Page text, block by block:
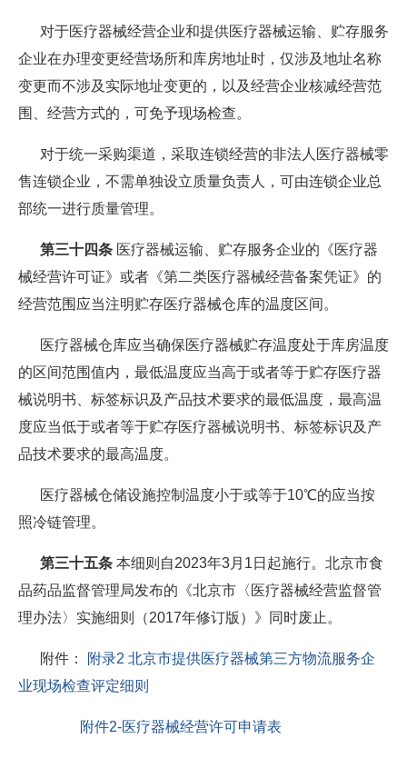
对于医疗器械经营企业和提供医疗器械运输、贮存服务
企业在办理变更经营场所和库房地址时，仅涉及地址名称
变更而不涉及实际地址变更的，以及经营企业核减经营范
围、经营方式的，可免予现场检查。
对于统一采购渠道，采取连锁经营的非法人医疗器械零
售连锁企业，不需单独设立质量负责人，可由连锁企业总
部统一进行质量管理。
第三十四条 医疗器械运输、贮存服务企业的《医疗器
械经营许可证》或者《第二类医疗器械经营备案凭证》的
经营范围应当注明贮存医疗器械仓库的温度区间。
医疗器械仓库应当确保医疗器械贮存温度处于库房温度
的区间范围值内，最低温度应当高于或者等于贮存医疗器
械说明书、标签标识及产品技术要求的最低温度，最高温
度应当低于或者等于贮存医疗器械说明书、标签标识及产
品技术要求的最高温度。
医疗器械仓储设施控制温度小于或等于10℃的应当按
照冷链管理。
第三十五条 本细则自2023年3月1日起施行。北京市食
品药品监督管理局发布的《北京市〈医疗器械经营监督管
理办法〉实施细则（2017年修订版）》同时废止。
附件：
附录2 北京市提供医疗器械第三方物流服务企
业现场检查评定细则
附件2-医疗器械经营许可申请表